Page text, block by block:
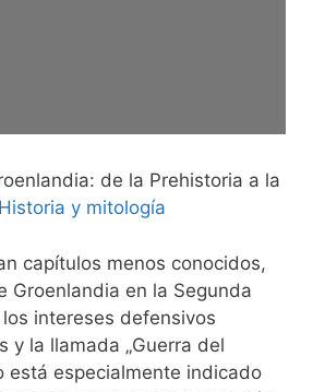
de la Prehistoria a la
Historia y mitología
capítulos menos conocidos,
Groenlandia en la Segunda
intereses defensivos
y la llamada „Guerra del
está especialmente indicado